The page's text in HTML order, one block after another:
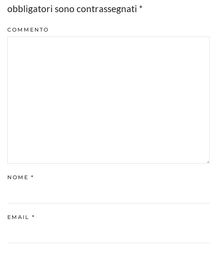
obbligatori sono contrassegnati *
COMMENTO
NOME *
EMAIL *